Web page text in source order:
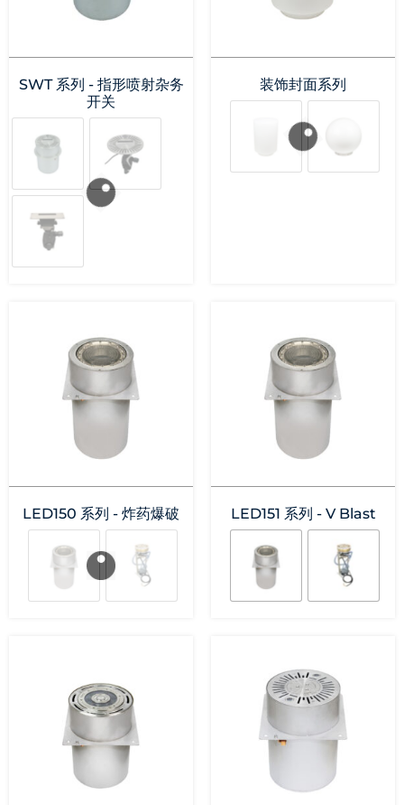
SWT 系列 - 指形喷射杂务
开关
装饰封面系列
LED150 系列 - 炸药爆破 LED151 系列 - V Blast